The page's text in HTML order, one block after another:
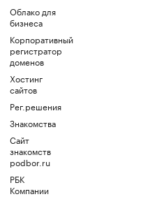
Облако для
бизнеса
Корпоративный
регистратор
доменов
Хостинг
сайтов
Рег.решения
Знакомства
Сайт
знакомств
podbor.ru
РБК
Компании